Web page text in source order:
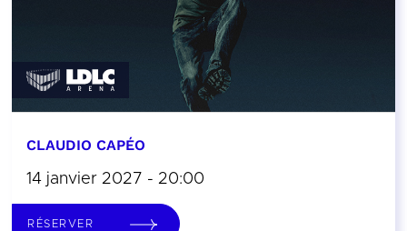
CLAUDIO CAPÉO
14 janvier 2027 - 20:00
RÉSERVER